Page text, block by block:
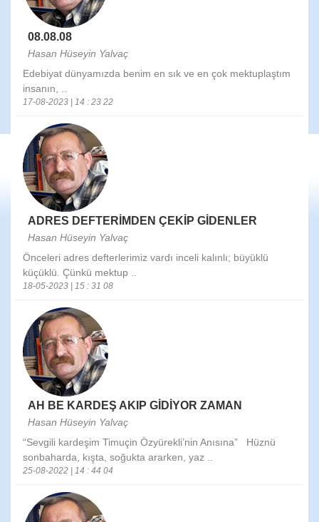
08.08.08
Hasan Hüseyin Yalvaç
Edebiyat dünyamızda benim en sık ve en çok mektuplaştım
insanın, ..
17-08-2023 | 14 : 23 22
ADRES DEFTERİMDEN ÇEKİP GİDENLER
Hasan Hüseyin Yalvaç
Önceleri adres defterlerimiz vardı inceli kalınlı; büyüklü
küçüklü. Çünkü mektup ..
18-05-2023 | 15 : 31 08
AH BE KARDEŞ AKIP GİDİYOR ZAMAN
Hasan Hüseyin Yalvaç
“Sevgili kardeşim Timuçin Özyürekli’nin Anısına” Hüznü
sonbaharda, kışta, soğukta ararken, yaz ..
25-08-2022 | 14 : 44 04